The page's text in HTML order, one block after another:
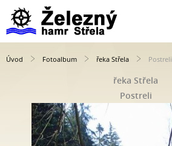
Úvod Fotoalbum řeka Střela Postreli
řeka Střela
Postreli